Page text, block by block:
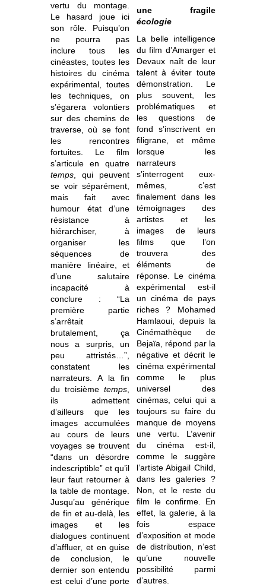
vertu du montage.
Le hasard joue ici
son rôle. Puisqu’on
ne pourra pas
inclure tous les
cinéastes, toutes les
histoires du cinéma
expérimental, toutes
les techniques, on
s’égarera volontiers
sur des chemins de
traverse, où se font
les rencontres
fortuites. Le film
s’articule en quatre
temps, qui peuvent
se voir séparément,
mais fait avec
humour état d’une
résistance à
hiérarchiser, à
organiser les
séquences de
manière linéaire, et
d’une salutaire
incapacité à
conclure : “La
première partie
s’arrêtait
brutalement, ça
nous a surpris, un
peu attristés…”,
constatent les
narrateurs. A la fin
du troisièmetemps,
ils admettent
d’ailleurs que les
images accumulées
au cours de leurs
voyages se trouvent
“dans un désordre
indescriptible” et qu’il
leur faut retourner à
la table de montage.
Jusqu’au générique
de fin et au-delà, les
images et les
dialogues continuent
d’affluer, et en guise
de conclusion, le
dernier son entendu
est celui d’une porte
une fragile
écologie
La belle intelligence
du film d’Amarger et
Devaux naît de leur
talent à éviter toute
démonstration. Le
plus souvent, les
problématiques et
les questions de
fond s’inscrivent en
filigrane, et même
lorsque les
narrateurs
s’interrogent eux-
mêmes, c’est
finalement dans les
témoignages des
artistes et les
images de leurs
films que l’on
trouvera des
éléments de
réponse. Le cinéma
expérimental est-il
un cinéma de pays
riches ? Mohamed
Hamlaoui, depuis la
Cinémathèque de
Bejaïa, répond par la
négative et décrit le
cinéma expérimental
comme le plus
universel des
cinémas, celui qui a
toujours su faire du
manque de moyens
une vertu. L’avenir
du cinéma est-il,
comme le suggère
l’artiste Abigail Child,
dans les galeries ?
Non, et le reste du
film le confirme. En
effet, la galerie, à la
fois espace
d’exposition et mode
de distribution, n’est
qu’une nouvelle
possibilité parmi
d’autres.